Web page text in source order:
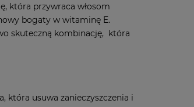
która przywraca włosom
bogaty w witaminę E.
skuteczną kombinację, która
która usuwa zanieczyszczenia i